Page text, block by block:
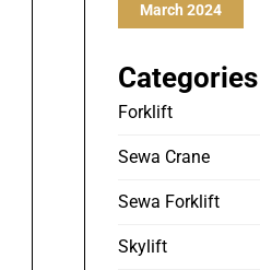
March 2024
Categories
Forklift
Sewa Crane
Sewa Forklift
Skylift